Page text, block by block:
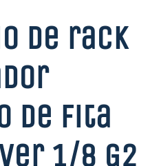
de rack
de fita
1/8 G2